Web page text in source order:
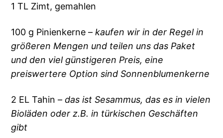
1 TL Zimt, gemahlen
100 g Pinienkerne –kaufen wir in der Regel in
größeren Mengen und teilen uns das Paket
und den viel günstigeren Preis, eine
preiswertere Option sind Sonnenblumenkerne
2 EL Tahin –das ist Sesammus, das es in vielen
Bioläden oder z.B. in türkischen Geschäften
gibt